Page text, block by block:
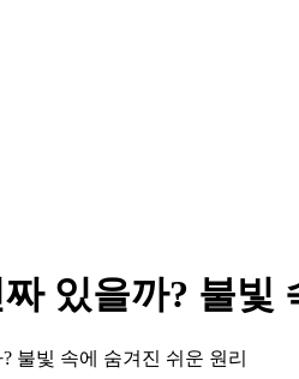
있을까? 불빛
불빛 속에 숨겨진 쉬운 원리